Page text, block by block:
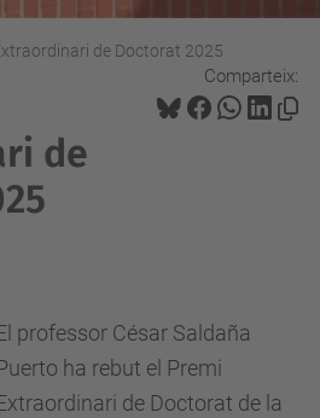
de Doctorat 2025
Comparteix:
de
professor César Saldaña
ha rebut el Premi
de Doctorat de la